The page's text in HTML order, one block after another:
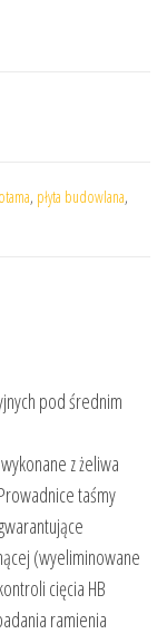
, płyta budowlana,
pod średnim
z żeliwa
taśmy
(wyeliminowane
cięcia HB
ramienia